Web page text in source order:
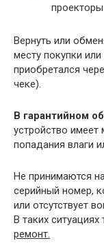
Вернуть или
месту покупки
приобретался
чеке).
В гарантийном
устройство
попадания влаги
Не принимаются
серийный номер,
или отсутствует
В таких
ремонт.